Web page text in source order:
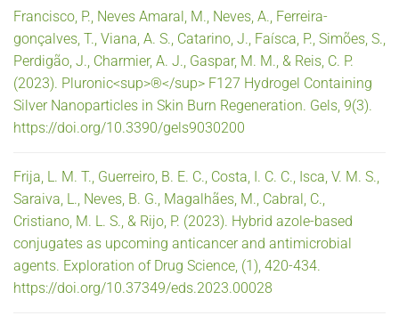
Francisco, P., Neves Amaral, M., Neves, A., Ferreira-
gonçalves, T., Viana, A. S., Catarino, J., Faísca, P., Simões, S.,
Perdigão, J., Charmier, A. J., Gaspar, M. M., & Reis, C. P.
(2023). Pluronic<sup>®</sup> F127 Hydrogel Containing
Silver Nanoparticles in Skin Burn Regeneration. Gels, 9(3).
https://doi.org/10.3390/gels9030200
Frija, L. M. T., Guerreiro, B. E. C., Costa, I. C. C., Isca, V. M. S.,
Saraiva, L., Neves, B. G., Magalhães, M., Cabral, C.,
Cristiano, M. L. S., & Rijo, P. (2023). Hybrid azole-based
conjugates as upcoming anticancer and antimicrobial
agents. Exploration of Drug Science, (1), 420-434.
https://doi.org/10.37349/eds.2023.00028